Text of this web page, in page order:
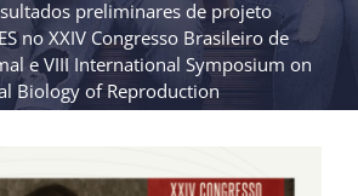
preliminares de projeto
no XXIV Congresso Brasileiro de
e VIII International Symposium on
Biology of Reproduction